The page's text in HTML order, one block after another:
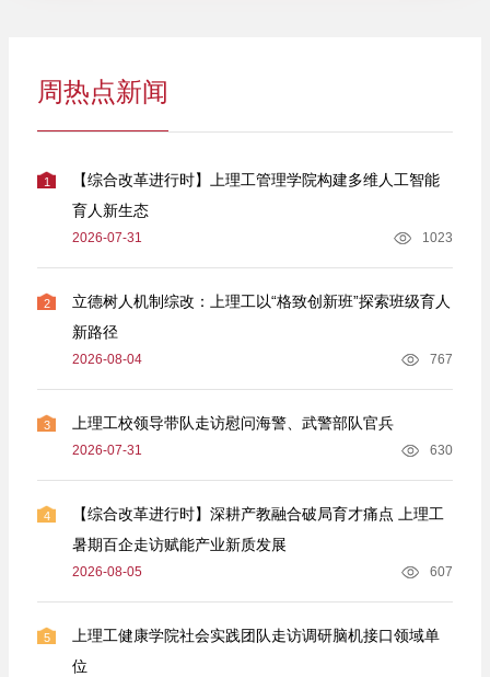
周热点新闻
1
【综合改革进行时】上理工管理学院构建多维人工智能
育人新生态
2026-07-31 1023
2
立德树人机制综改：上理工以“格致创新班”探索班级育人
新路径
2026-08-04 767
3 上理工校领导带队走访慰问海警、武警部队官兵
2026-07-31 630
4
【综合改革进行时】深耕产教融合破局育才痛点 上理工
暑期百企走访赋能产业新质发展
2026-08-05 607
5
上理工健康学院社会实践团队走访调研脑机接口领域单
位